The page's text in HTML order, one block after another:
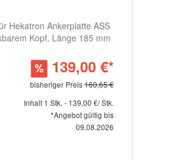
Hekatron Ankerplatte ASS
Kopf, Länge 185 mm
139,00 €*
bisheriger Preis160,65 €
Inhalt 1 Stk. - 139,00 €/ Stk.
*Angebot gültig bis
09.08.2026